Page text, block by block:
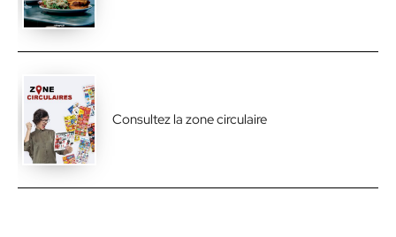
Consultez la zone circulaire